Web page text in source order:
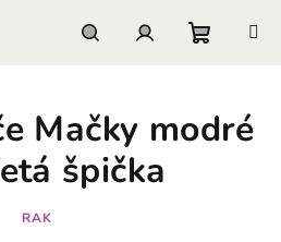
košík
Mačky modré
špička
RAK